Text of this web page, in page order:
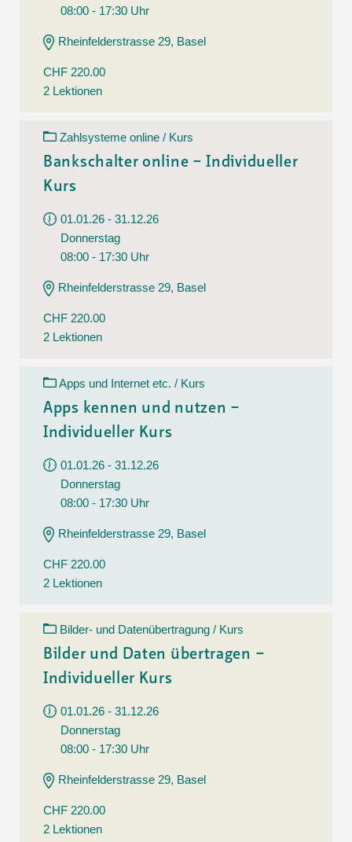
08:00 - 17:30 Uhr
Rheinfelderstrasse 29, Basel
CHF 220.00
2 Lektionen
Zahlsysteme online / Kurs
Bankschalter online – Individueller
Kurs
01.01.26 - 31.12.26
Donnerstag
08:00 - 17:30 Uhr
Rheinfelderstrasse 29, Basel
CHF 220.00
2 Lektionen
Apps und Internet etc. / Kurs
Apps kennen und nutzen –
Individueller Kurs
01.01.26 - 31.12.26
Donnerstag
08:00 - 17:30 Uhr
Rheinfelderstrasse 29, Basel
CHF 220.00
2 Lektionen
Bilder- und Datenübertragung / Kurs
Bilder und Daten übertragen –
Individueller Kurs
01.01.26 - 31.12.26
Donnerstag
08:00 - 17:30 Uhr
Rheinfelderstrasse 29, Basel
CHF 220.00
2 Lektionen